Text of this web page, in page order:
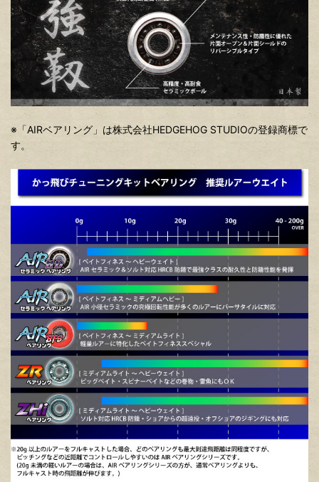
※「AIRベアリング」は株式会社HEDGEHOG STUDIOの登録商標で
す。